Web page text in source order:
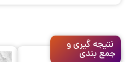
نتیجه گیری و
جمع بندی